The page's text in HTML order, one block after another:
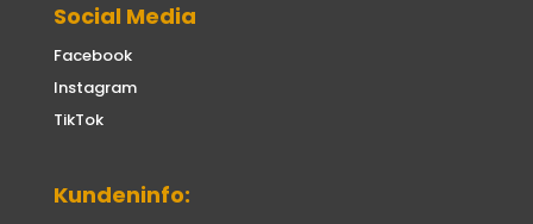
Social Media
Facebook
Instagram
TikTok
Kundeninfo: